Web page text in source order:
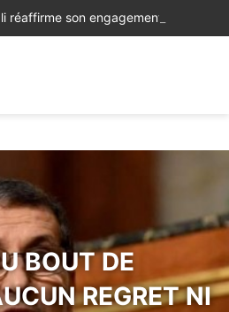
BOUT DE
REGRET NI